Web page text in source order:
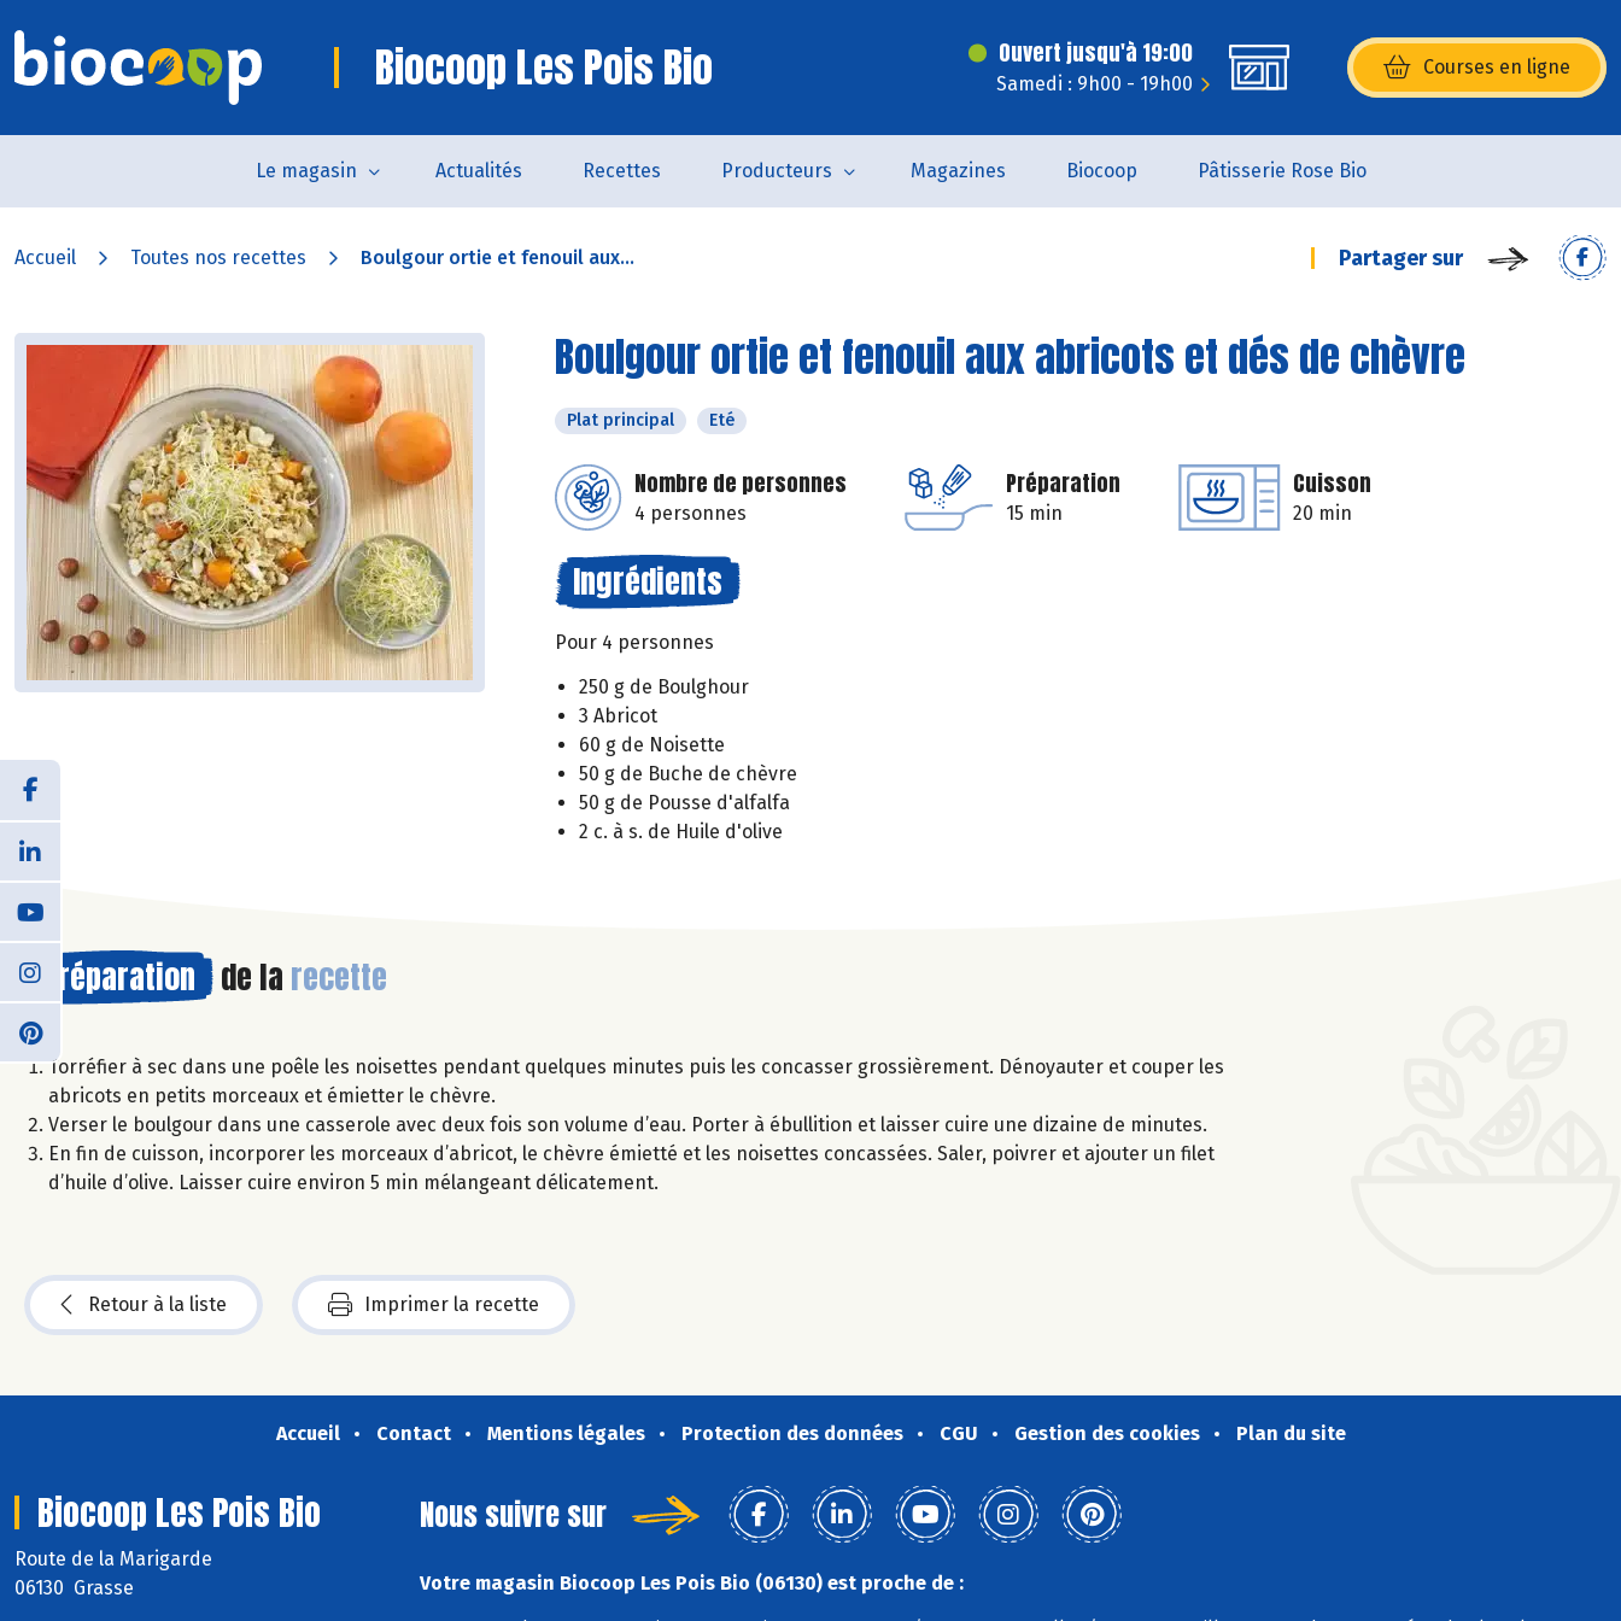
Biocoop Les Pois Bio Ouvert jusqu'à 19:00
Samedi : 9h00 - 19h00
Courses en ligne
(s’ouvre dans une nouvelle
Le magasin Actualités Recettes Producteurs Magazines Biocoop Pâtisserie Rose Bio
Accueil Toutes nos recettes Boulgour ortie et fenouil aux... Partager sur
Boulgour ortie et fenouil aux abricots et dés de chèvre
Plat principal Eté
Nombre de personnes
4 personnes
Préparation
15 min
Cuisson
20 min
Ingrédients
Pour 4 personnes
250 g de Boulghour
3 Abricot
60 g de Noisette
50 g de Buche de chèvre
50 g de Pousse d'alfalfa
2 c. à s. de Huile d'olive
Préparation de la recette
Torréfier à sec dans une poêle les noisettes pendant quelques minutes puis les concasser grossièrement. Dénoyauter et couper les
abricots en petits morceaux et émietter le chèvre.
Verser le boulgour dans une casserole avec deux fois son volume d’eau. Porter à ébullition et laisser cuire une dizaine de minutes.
En fin de cuisson, incorporer les morceaux d’abricot, le chèvre émietté et les noisettes concassées. Saler, poivrer et ajouter un filet
d’huile d’olive. Laisser cuire environ 5 min mélangeant délicatement.
Retour à la liste Imprimer la recette
Accueil Contact Mentions légales Protection des données CGU Gestion des cookies Plan du site
Biocoop Les Pois Bio
Route de la Marigarde
06130 Grasse
Nous suivre sur
Votre magasin Biocoop Les Pois Bio (06130) est proche de :